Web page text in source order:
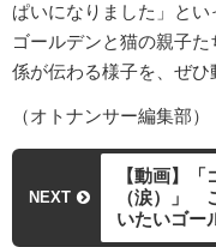
ぱいになりました」とい
ゴールデンと猫の親子
係が伝わる様子を、ぜひ
（オトナンサー編集部）
NEXT
【動画】
（涙）」
いたいゴー